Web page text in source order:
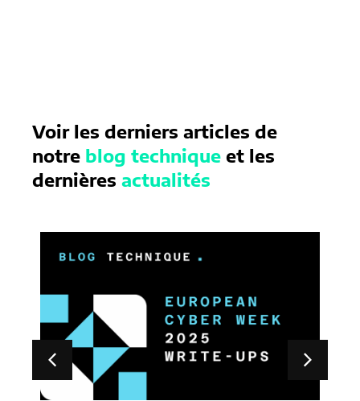
Voir les derniers articles de
notre blog technique et les
dernières actualités